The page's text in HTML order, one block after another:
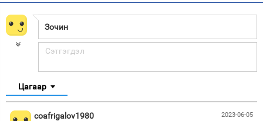
Цагаар
2023-06-05
coafrigalov1980